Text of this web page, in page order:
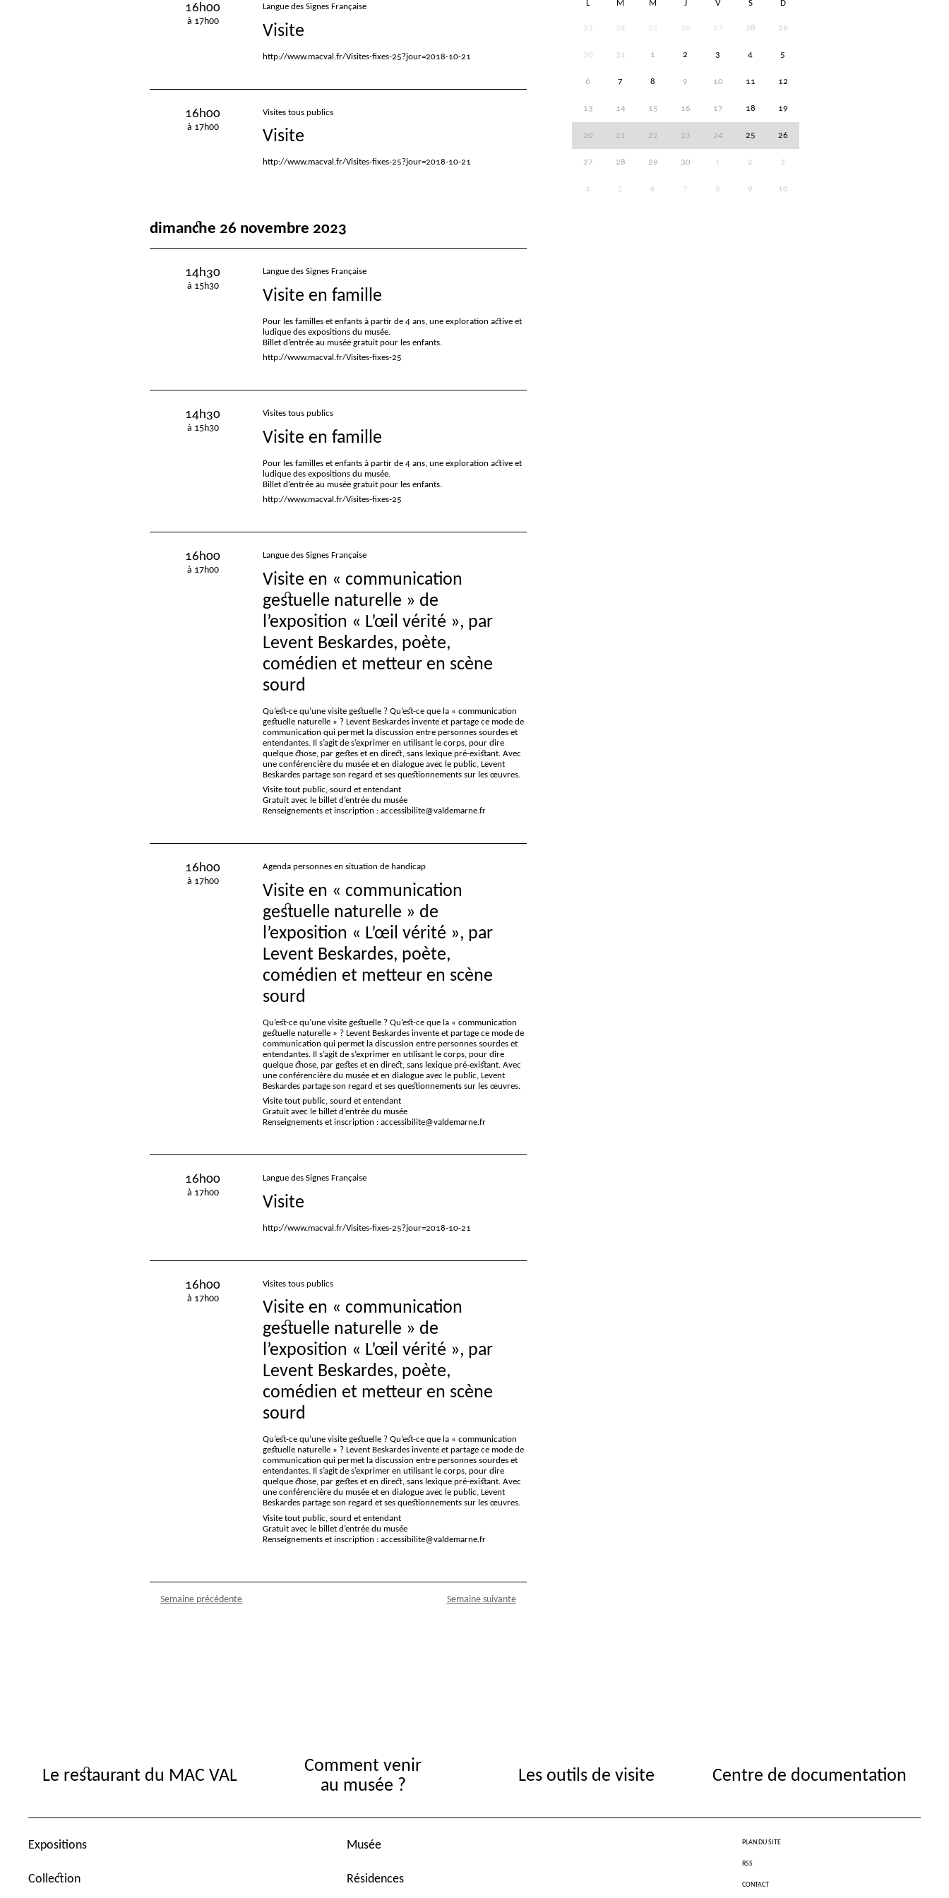
16h00
à 17h00
Langue des Signes Française
Visite
http://www.macval.fr/Visites-fixes-25?jour=2018-10-21
16h00
à 17h00
Visites tous publics
Visite
http://www.macval.fr/Visites-fixes-25?jour=2018-10-21
dimanche 26 novembre 2023
14h30
à 15h30
Langue des Signes Française
Visite en famille
Pour les familles et enfants à partir de 4 ans, une exploration active et
ludique des expositions du musée.
Billet d’entrée au musée gratuit pour les enfants.
http://www.macval.fr/Visites-fixes-25
14h30
à 15h30
Visites tous publics
Visite en famille
Pour les familles et enfants à partir de 4 ans, une exploration active et
ludique des expositions du musée.
Billet d’entrée au musée gratuit pour les enfants.
http://www.macval.fr/Visites-fixes-25
16h00
à 17h00
Langue des Signes Française
Visite en « communication
gestuelle naturelle » de
l’exposition « L’œil vérité », par
Levent Beskardes, poète,
comédien et metteur en scène
sourd
Qu’est-ce qu’une visite gestuelle ? Qu’est-ce que la « communication
gestuelle naturelle » ? Levent Beskardes invente et partage ce mode de
communication qui permet la discussion entre personnes sourdes et
entendantes. Il s’agit de s’exprimer en utilisant le corps, pour dire
quelque chose, par gestes et en direct, sans lexique pré-existant. Avec
une conférencière du musée et en dialogue avec le public, Levent
Beskardes partage son regard et ses questionnements sur les œuvres.
Visite tout public, sourd et entendant
Gratuit avec le billet d’entrée du musée
Renseignements et inscription : accessibilite@valdemarne.fr
16h00
à 17h00
Agenda personnes en situation de handicap
Visite en « communication
gestuelle naturelle » de
l’exposition « L’œil vérité », par
Levent Beskardes, poète,
comédien et metteur en scène
sourd
Qu’est-ce qu’une visite gestuelle ? Qu’est-ce que la « communication
gestuelle naturelle » ? Levent Beskardes invente et partage ce mode de
communication qui permet la discussion entre personnes sourdes et
entendantes. Il s’agit de s’exprimer en utilisant le corps, pour dire
quelque chose, par gestes et en direct, sans lexique pré-existant. Avec
une conférencière du musée et en dialogue avec le public, Levent
Beskardes partage son regard et ses questionnements sur les œuvres.
Visite tout public, sourd et entendant
Gratuit avec le billet d’entrée du musée
Renseignements et inscription : accessibilite@valdemarne.fr
16h00
à 17h00
Langue des Signes Française
Visite
http://www.macval.fr/Visites-fixes-25?jour=2018-10-21
16h00
à 17h00
Visites tous publics
Visite en « communication
gestuelle naturelle » de
l’exposition « L’œil vérité », par
Levent Beskardes, poète,
comédien et metteur en scène
sourd
Qu’est-ce qu’une visite gestuelle ? Qu’est-ce que la « communication
gestuelle naturelle » ? Levent Beskardes invente et partage ce mode de
communication qui permet la discussion entre personnes sourdes et
entendantes. Il s’agit de s’exprimer en utilisant le corps, pour dire
quelque chose, par gestes et en direct, sans lexique pré-existant. Avec
une conférencière du musée et en dialogue avec le public, Levent
Beskardes partage son regard et ses questionnements sur les œuvres.
Visite tout public, sourd et entendant
Gratuit avec le billet d’entrée du musée
Renseignements et inscription : accessibilite@valdemarne.fr
Semaine précédente Semaine suivante
L M M J V S D
23 24 25 26 27 28 29
30 31 1 2 3 4 5
6 7 8 9 10 11 12
13 14 15 16 17 18 19
20 21 22 23 24 25 26
27 28 29 30 1 2 3
4 5 6 7 8 9 10
Le restaurant du MAC VAL
Comment venir
au musée ?
Les outils de visite Centre de documentation
Expositions
Collection
Musée
Résidences
PLAN DU SITE
RSS
CONTACT